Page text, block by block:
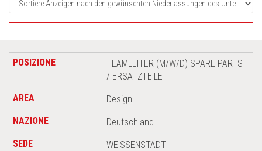
TEAMLEITER (M/W/D) SPARE PARTS
/ ERSATZTEILE
Design
Deutschland
WEISSENSTADT